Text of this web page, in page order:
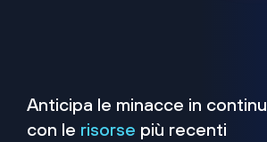
Anticipa le minacce in
con le risorse più recenti